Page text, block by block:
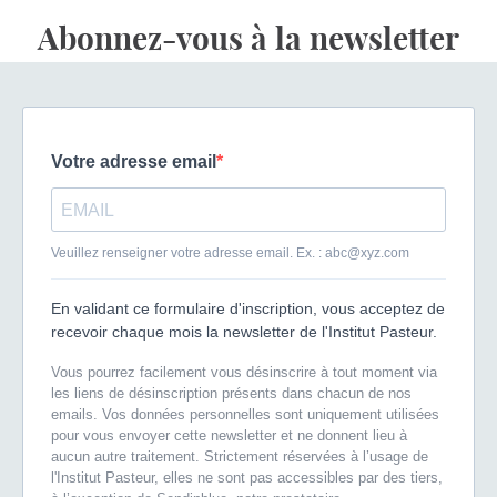
Abonnez-vous à la newsletter